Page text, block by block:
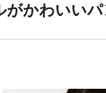
かわいい